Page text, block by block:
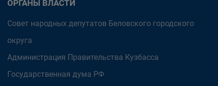
ОРГАНЫ ВЛАСТИ
Совет народных депутатов Беловского городского
округа
Администрация Правительства Кузбасса
Государственная дума РФ